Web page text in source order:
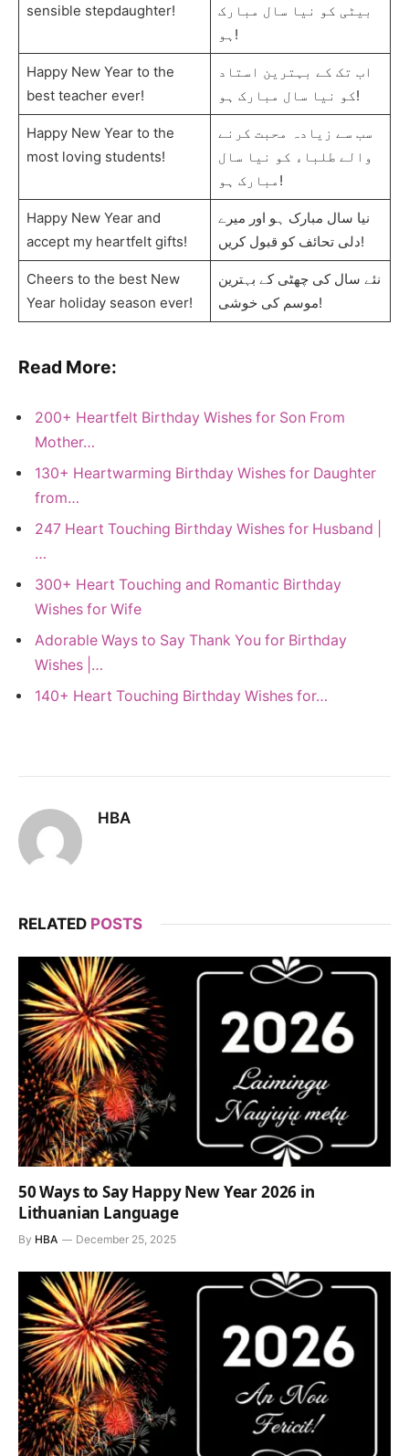
sensible stepdaughter!
بیٹی کو نیا سال مبارک
ہو!
Happy New Year to the
best teacher ever!
اب تک کے بہترین استاد
کو نیا سال مبارک ہو!
Happy New Year to the
most loving students!
سب سے زیادہ محبت کرنے
والے طلباء کو نیا سال
مبارک ہو!
Happy New Year and
accept my heartfelt gifts!
نیا سال مبارک ہو اور میرے
دلی تحائف کو قبول کریں!
Cheers to the best New
Year holiday season ever!
نئے سال کی چھٹی کے بہترین
موسم کی خوشی!
Read More:
200+ Heartfelt Birthday Wishes for Son From
Mother…
130+ Heartwarming Birthday Wishes for Daughter
from…
247 Heart Touching Birthday Wishes for Husband |
…
300+ Heart Touching and Romantic Birthday
Wishes for Wife
Adorable Ways to Say Thank You for Birthday
Wishes |…
140+ Heart Touching Birthday Wishes for…
HBA
RELATED POSTS
50 Ways to Say Happy New Year 2026 in
Lithuanian Language
By HBA December 25, 2025